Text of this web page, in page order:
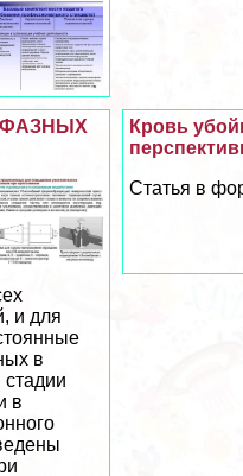
Кровь
Статья в
и для
в
в